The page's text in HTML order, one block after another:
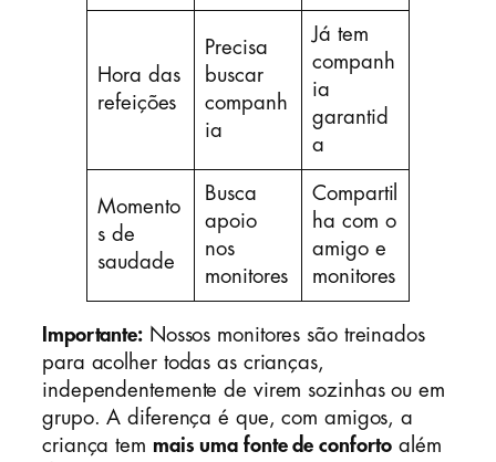
Hora das
refeições
Precisa
buscar
companh
ia
Já tem
companh
ia
garantid
a
Momento
s de
saudade
Busca
apoio
nos
monitores
Compartil
ha com o
amigo e
monitores
Importante:Nossos monitores são treinados
para acolher todas as crianças,
independentemente de virem sozinhas ou em
grupo. A diferença é que, com amigos, a
criança tem mais uma fonte de conforto além